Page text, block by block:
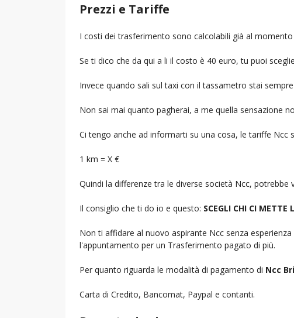
Prezzi e Tariffe
I costi dei trasferimento sono calcolabili già al
Se ti dico che da qui a li il costo è 40 euro, tu puoi
Invece quando sali sul taxi con il tassametro stai
Non sai mai quanto pagherai, a me quella sensazione
Ci tengo anche ad informarti su una cosa, le tariffe
1 km = X €
Quindi la differenze tra le diverse società Ncc,
Il consiglio che ti do io e questo: SCEGLI CHI CI METTE
Non ti affidare al nuovo aspirante Ncc senza
l'appuntamento per un Trasferimento pagato di più.
Per quanto riguarda le modalità di pagamento di Ncc
Carta di Credito, Bancomat, Paypal e contanti.